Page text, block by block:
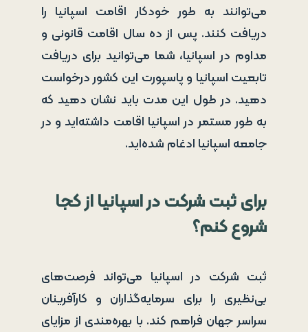
می‌توانند به طور خودکار اقامت اسپانیا را
دریافت کنند. پس از ده سال اقامت قانونی و
مداوم در اسپانیا، شما می‌توانید برای دریافت
تابعیت اسپانیا و پاسپورت این کشور درخواست
دهید. در طول این مدت باید نشان دهید که
به طور مستمر در اسپانیا اقامت داشته‌اید و در
جامعه اسپانیا ادغام شده‌اید.
برای ثبت شرکت در اسپانیا از کجا
شروع کنم؟
ثبت شرکت در اسپانیا می‌تواند فرصت‌های
بی‌نظیری را برای سرمایه‌گذاران و کارآفرینان
سراسر جهان فراهم کند. با بهره‌مندی از مزایای